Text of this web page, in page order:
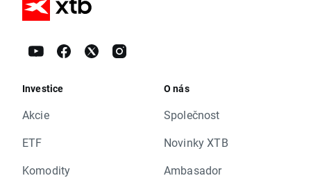
Investice
Akcie
ETF
Komodity
O nás
Společnost
Novinky XTB
Ambasador